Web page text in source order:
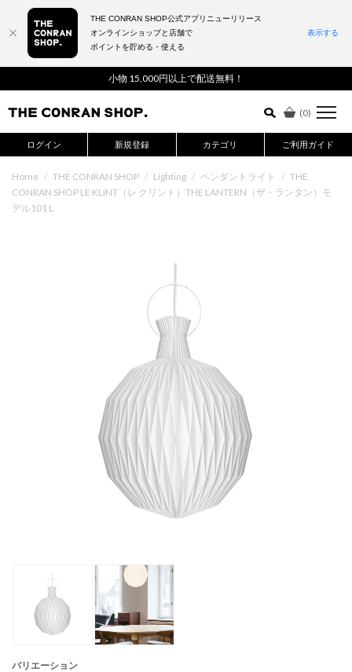
小物 15,000円以上で配送無料！
(0)
ログイン 新規登録 カテゴリ ご利用ガイド
詳細検索はこちら
Home / THE CONRAN SHOP / Lighting / ペンダントライト / THE
CONRAN SHOP LE KLINT（レ クリント）THE LANTERN（ザ・ランタン）モ
デル101 L
バリエーション
THE CONRAN SHOP公式アプリニューリリース
オンラインショップと店舗で
ポイントを貯める・使える
表示する